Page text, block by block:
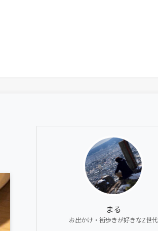
まる
お出かけ・街歩きが好きなZ世代